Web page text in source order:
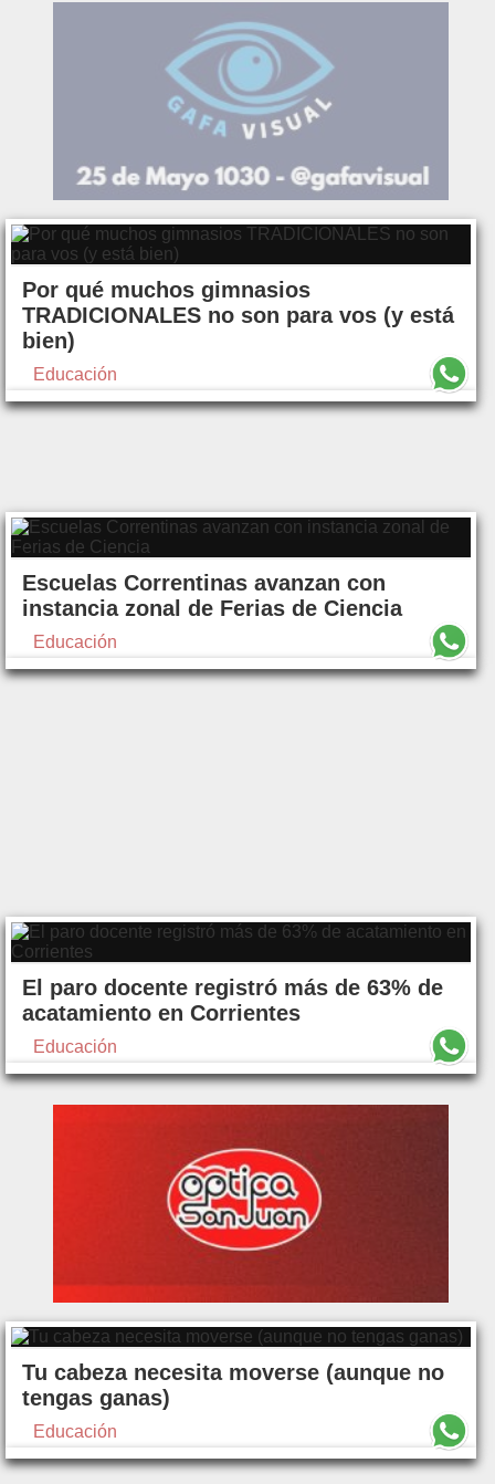
Por qué muchos gimnasios
TRADICIONALES no son para vos (y está
bien)
Educación
Escuelas Correntinas avanzan con
instancia zonal de Ferias de Ciencia
Educación
El paro docente registró más de 63% de
acatamiento en Corrientes
Educación
Tu cabeza necesita moverse (aunque no
tengas ganas)
Educación